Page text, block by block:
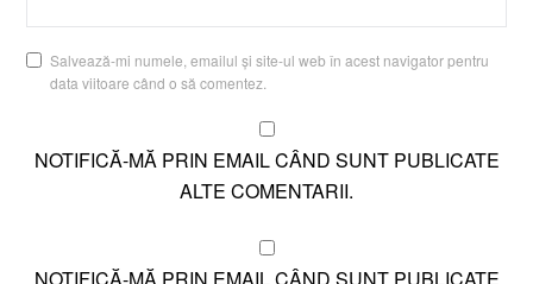
Salvează-mi numele, emailul și site-ul web în acest navigator pentru
data viitoare când o să comentez.
NOTIFICĂ-MĂ PRIN EMAIL CÂND SUNT PUBLICATE
ALTE COMENTARII.